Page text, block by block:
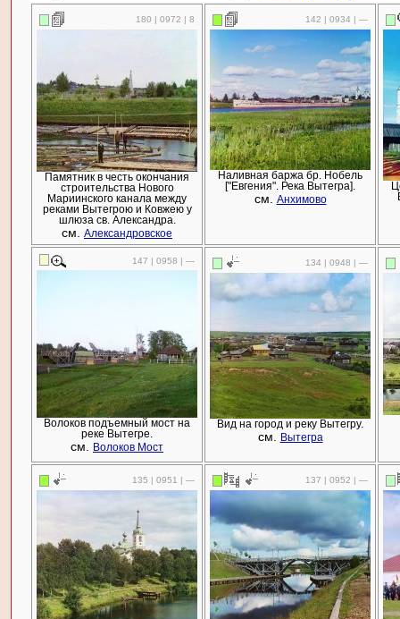
180 | 0972 | 8
Памятник в честь окончания
строительства Нового
Мариинского канала между
реками Вытегрою и Ковжею у
шлюза св. Александра.
см. Александровское
142 | 0934 | —
Наливная баржа бр. Нобель
["Евгения". Река Вытегра].
см. Анхимово
147 | 0958 | —
Волоков подъемный мост на
реке Вытегре.
см. Волоков Мост
134 | 0948 | —
Вид на город и реку Вытегру.
см. Вытегра
135 | 0951 | — 137 | 0952 | —